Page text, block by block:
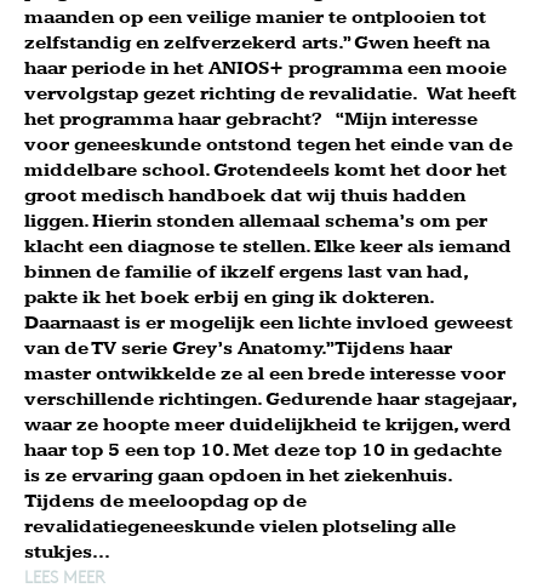
maanden op een veilige manier te ontplooien tot
zelfstandig en zelfverzekerd arts.” Gwen heeft na
haar periode in het ANIOS+ programma een mooie
vervolgstap gezet richting de revalidatie. Wat heeft
het programma haar gebracht? “Mijn interesse
voor geneeskunde ontstond tegen het einde van de
middelbare school. Grotendeels komt het door het
groot medisch handboek dat wij thuis hadden
liggen. Hierin stonden allemaal schema’s om per
klacht een diagnose te stellen. Elke keer als iemand
binnen de familie of ikzelf ergens last van had,
pakte ik het boek erbij en ging ik dokteren.
Daarnaast is er mogelijk een lichte invloed geweest
van de TV serie Grey’s Anatomy.” Tijdens haar
master ontwikkelde ze al een brede interesse voor
verschillende richtingen. Gedurende haar stagejaar,
waar ze hoopte meer duidelijkheid te krijgen, werd
haar top 5 een top 10. Met deze top 10 in gedachte
is ze ervaring gaan opdoen in het ziekenhuis.
Tijdens de meeloopdag op de
revalidatiegeneeskunde vielen plotseling alle
stukjes...
LEES MEER